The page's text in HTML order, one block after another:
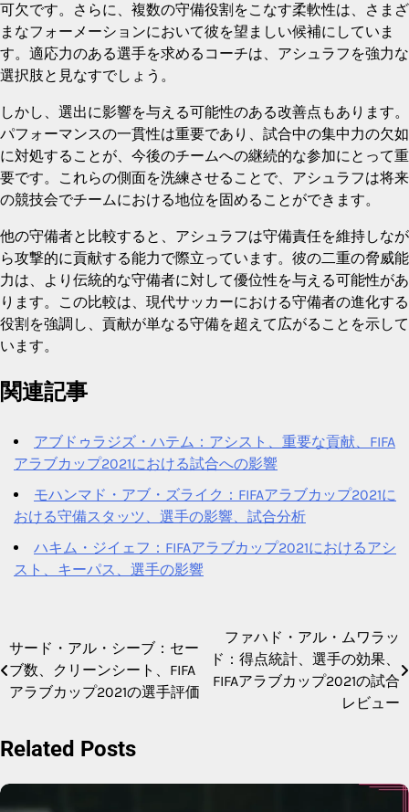
可欠です。さらに、複数の守備役割をこなす柔軟性は、さまざ
まなフォーメーションにおいて彼を望ましい候補にしていま
す。適応力のある選手を求めるコーチは、アシュラフを強力な
選択肢と見なすでしょう。
しかし、選出に影響を与える可能性のある改善点もあります。
パフォーマンスの一貫性は重要であり、試合中の集中力の欠如
に対処することが、今後のチームへの継続的な参加にとって重
要です。これらの側面を洗練させることで、アシュラフは将来
の競技会でチームにおける地位を固めることができます。
他の守備者と比較すると、アシュラフは守備責任を維持しなが
ら攻撃的に貢献する能力で際立っています。彼の二重の脅威能
力は、より伝統的な守備者に対して優位性を与える可能性があ
ります。この比較は、現代サッカーにおける守備者の進化する
役割を強調し、貢献が単なる守備を超えて広がることを示して
います。
関連記事
アブドゥラジズ・ハテム：アシスト、重要な貢献、FIFA
アラブカップ2021における試合への影響
モハンマド・アブ・ズライク：FIFAアラブカップ2021に
おける守備スタッツ、選手の影響、試合分析
ハキム・ジイェフ：FIFAアラブカップ2021におけるアシ
スト、キーパス、選手の影響
Post
navigation
サード・アル・シーブ：セー
ブ数、クリーンシート、FIFA
アラブカップ2021の選手評価
ファハド・アル・ムワラッ
ド：得点統計、選手の効果、
FIFAアラブカップ2021の試合
レビュー
Related Posts